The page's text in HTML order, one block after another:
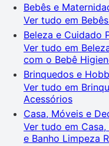
Bebês e
Ver tudo em
Beleza e Cuidado
Ver tudo em
com o Bebê
Brinquedos e
Ver tudo em
Acessórios
Casa, Móveis e
Ver tudo em
e Banho Limpeza